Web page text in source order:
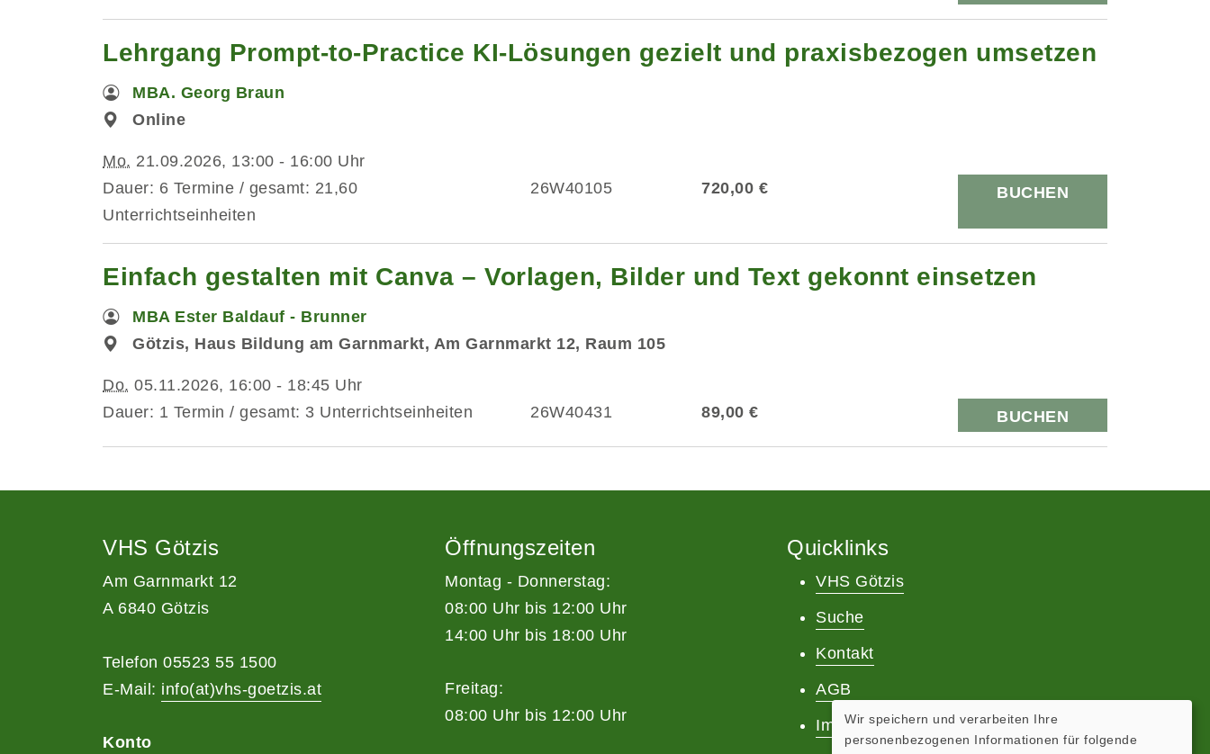
Lehrgang Prompt-to-Practice KI-Lösungen gezielt und praxisbezogen umsetzen
MBA. Georg Braun
Online
Mo. 21.09.2026, 13:00 - 16:00 Uhr
Dauer: 6 Termine / gesamt: 21,60
Unterrichtseinheiten
26W40105 720,00 € BUCHEN
Einfach gestalten mit Canva – Vorlagen, Bilder und Text gekonnt einsetzen
MBA Ester Baldauf - Brunner
Götzis, Haus Bildung am Garnmarkt, Am Garnmarkt 12, Raum 105
Do. 05.11.2026, 16:00 - 18:45 Uhr
Dauer: 1 Termin / gesamt: 3 Unterrichtseinheiten
26W40431 89,00 € BUCHEN
VHS Götzis
Am Garnmarkt 12
A 6840 Götzis
Telefon 05523 55 1500
E-Mail: info(at)vhs-goetzis.at
Konto
Öffnungszeiten
Montag - Donnerstag:
08:00 Uhr bis 12:00 Uhr
14:00 Uhr bis 18:00 Uhr
Freitag:
08:00 Uhr bis 12:00 Uhr
Quicklinks
VHS Götzis
Suche
Kontakt
AGB
Impressum
Wir speichern und verarbeiten Ihre
personenbezogenen Informationen für folgende